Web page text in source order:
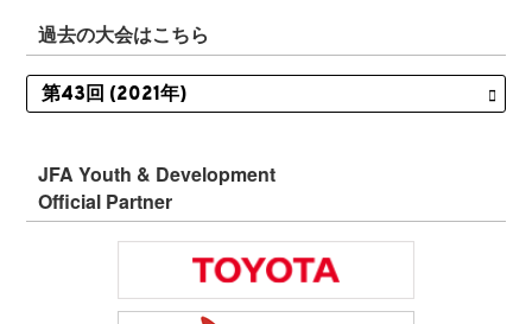
過去の大会はこちら
JFA Youth & Development
Official Partner